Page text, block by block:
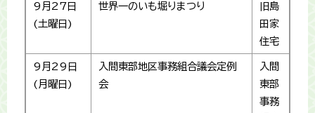
9月27日
(土曜日)
世界一のいも堀りまつり
旧島
田家
住宅
9月29日
(月曜日)
入間東部地区事務組合議会定例
会
入間
東部
事務